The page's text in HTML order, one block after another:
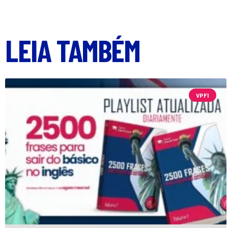
LEIA TAMBÉM
VPFI